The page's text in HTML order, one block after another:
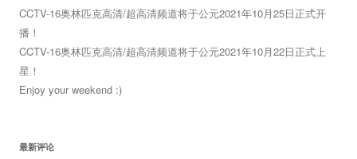
CCTV-16奥林匹克高清/超高清频道将于公元2021年10月25日正式开
播！
CCTV-16奥林匹克高清/超高清频道将于公元2021年10月22日正式上
星！
Enjoy your weekend :)
最新评论